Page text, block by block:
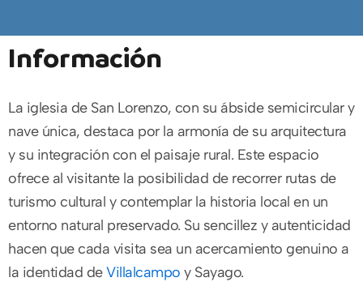
Información
La iglesia de San Lorenzo, con su ábside semicircular y
nave única, destaca por la armonía de su arquitectura
y su integración con el paisaje rural. Este espacio
ofrece al visitante la posibilidad de recorrer rutas de
turismo cultural y contemplar la historia local en un
entorno natural preservado. Su sencillez y autenticidad
hacen que cada visita sea un acercamiento genuino a
la identidad deVillalcampo y Sayago.